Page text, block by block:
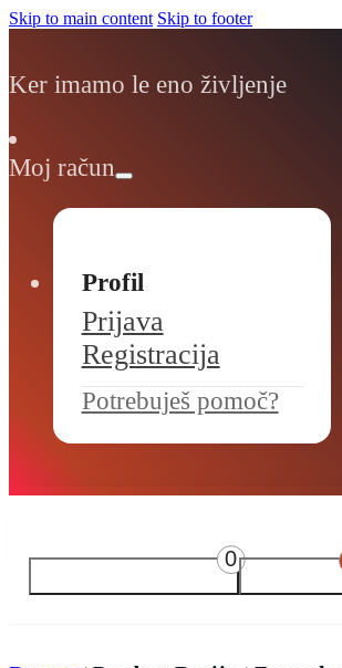
Skip to main content Skip to footer
Ker imamo le eno življenje
Moj račun
Profil
Prijava
Registracija
Potrebuješ pomoč?
0